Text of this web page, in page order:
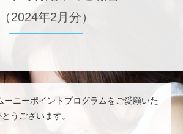
（2024年2月分）
ーニーポイントプログラムをご愛顧いた
うございます。